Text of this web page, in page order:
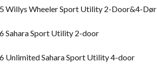
Willys Wheeler Sport Utility 2-Door&4-Dør
Sahara Sport Utility 2-door
Unlimited Sahara Sport Utility 4-door